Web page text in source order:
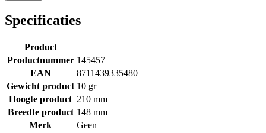
Specificaties
Product
Productnummer 145457
EAN
8711439335480
Gewicht product 10 gr
Hoogte product 210 mm
Breedte product 148 mm
Merk
Geen